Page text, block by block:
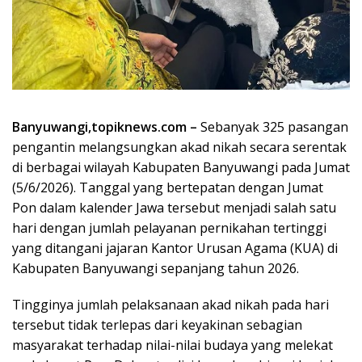
Banyuwangi,topiknews.com – Sebanyak 325 pasangan
pengantin melangsungkan akad nikah secara serentak
di berbagai wilayah Kabupaten Banyuwangi pada Jumat
(5/6/2026). Tanggal yang bertepatan dengan Jumat
Pon dalam kalender Jawa tersebut menjadi salah satu
hari dengan jumlah pelayanan pernikahan tertinggi
yang ditangani jajaran Kantor Urusan Agama (KUA) di
Kabupaten Banyuwangi sepanjang tahun 2026.
Tingginya jumlah pelaksanaan akad nikah pada hari
tersebut tidak terlepas dari keyakinan sebagian
masyarakat terhadap nilai-nilai budaya yang melekat